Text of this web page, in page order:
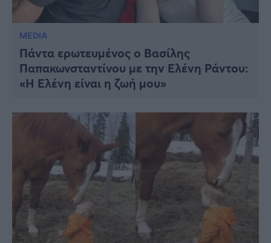
MEDIA
Πάντα ερωτευμένος ο Βασίλης
Παπακωνσταντίνου με την Ελένη Ράντου:
«Η Ελένη είναι η ζωή μου»